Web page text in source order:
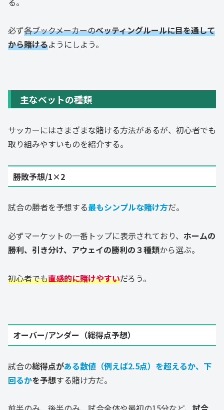
必ず各ブックメーカーのベッティングルールに目を通して
から賭けるようにしよう。
主なベットの種類
サッカーにはさまざまな賭ける方法があるが、初心者でも
取り組みやすいものを紹介する。
勝敗予想/1×2
試合の勝者を予想する最もシンプルな賭け方だ。
必ずマーケットの一番トップに表示されており、 ホームの
勝利、引き分け、アウェイの勝利の３種類から選ぶ。
初心者でも直感的に賭けやすいだろう。
オーバー/アンダー（総得点予想）
試合の総得点がある数値（例えば2.5点）を超えるか、下
回るかを予想する賭け方だ。